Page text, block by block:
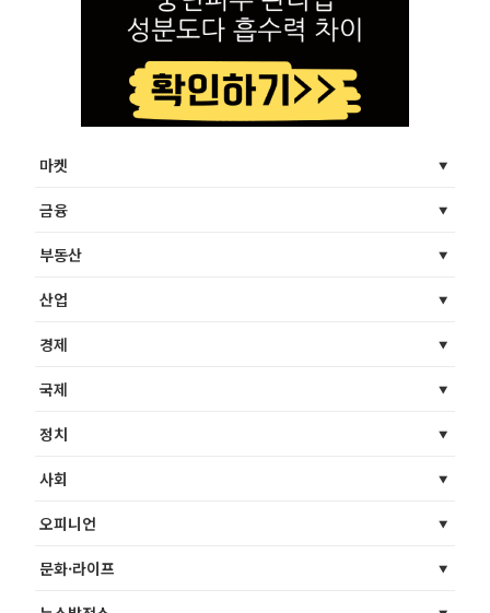
마켓
금융
부동산
산업
경제
국제
정치
사회
오피니언
문화·라이프